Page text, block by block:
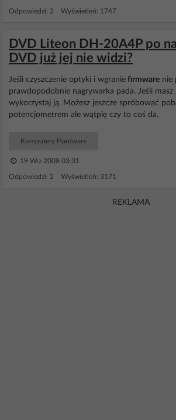
Odpowiedzi: 2 Wyświetleń: 1747
DVD Liteon DH-20A4P po
DVD już jej nie widzi?
Jeśli czyszczenie optyki i wgranie firmware nie
prawdopodobnie nagrywarka pada. Jeśli
wykorzystaj ją. Możesz jeszcze spróbować
potencjometrem ale wątpię czy to coś da.
Komputery Hardware
19 Wrz 2008 03:31
Odpowiedzi: 2 Wyświetleń: 3171
REKLAMA